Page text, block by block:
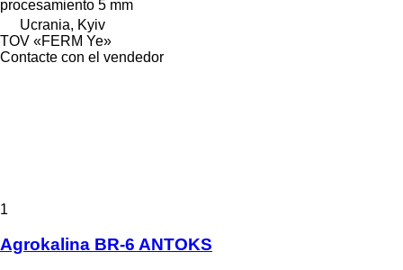
procesamiento 5 mm
Ucrania, Kyiv
TOV «FERM Ye»
Contacte con el vendedor
1
Agrokalina BR-6 ANTOKS